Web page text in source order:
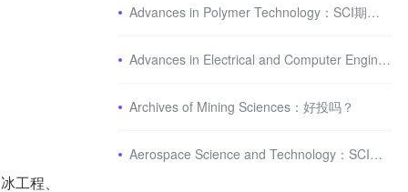
工程、
Advances in Polymer Technology：SCI期刊介绍
Advances in Electrical and Computer Engineering：SCI期刊介绍
Archives of Mining Sciences：好投吗？
Aerospace Science and Technology：SCI期刊介绍